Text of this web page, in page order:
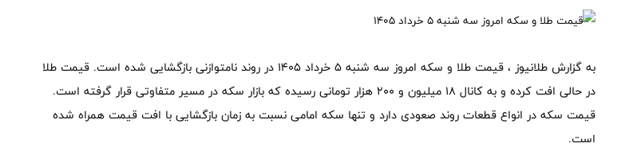
به گزارش طلانیوز ، قیمت طلا و سکه امروز سه شنبه ۵ خرداد ۱۴۰۵ در روند نامتوازنی بازگشایی شده است. قیمت طلا
در حالی افت کرده و به کانال ۱۸ میلیون و ۲۰۰ هزار تومانی رسیده که بازار سکه در مسیر متفاوتی قرار گرفته است.
قیمت سکه در انواع قطعات روند صعودی دارد و تنها سکه امامی نسبت به زمان بازگشایی با افت قیمت همراه شده
است.